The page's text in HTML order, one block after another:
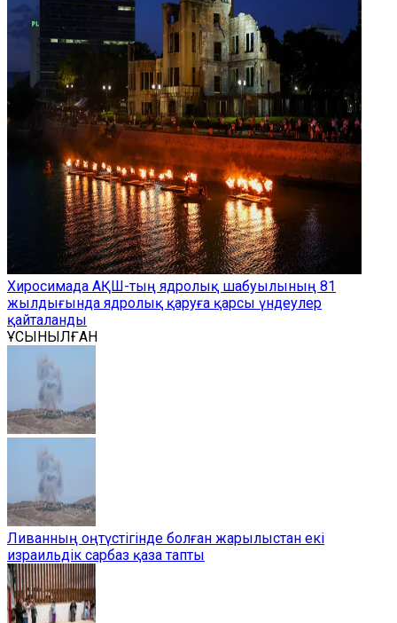
Хиросимада АҚШ-тың ядролық шабуылының 81
жылдығында ядролық қаруға қарсы үндеулер
қайталанды
ҰСЫНЫЛҒАН
Ливанның оңтүстігінде болған жарылыстан екі
израильдік сарбаз қаза тапты